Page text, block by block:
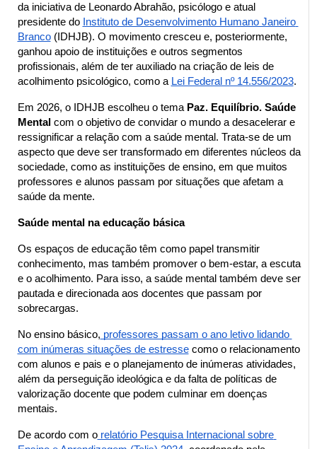
da iniciativa de Leonardo Abrahão, psicólogo e atual
presidente do Instituto de Desenvolvimento Humano Janeiro
Branco (IDHJB). O movimento cresceu e, posteriormente,
ganhou apoio de instituições e outros segmentos
profissionais, além de ter auxiliado na criação de leis de
acolhimento psicológico, como a Lei Federal nº 14.556/2023.
Em 2026, o IDHJB escolheu o tema Paz. Equilíbrio. Saúde
Mental com o objetivo de convidar o mundo a desacelerar e
ressignificar a relação com a saúde mental. Trata-se de um
aspecto que deve ser transformado em diferentes núcleos da
sociedade, como as instituições de ensino, em que muitos
professores e alunos passam por situações que afetam a
saúde da mente.
Saúde mental na educação básica
Os espaços de educação têm como papel transmitir
conhecimento, mas também promover o bem-estar, a escuta
e o acolhimento. Para isso, a saúde mental também deve ser
pautada e direcionada aos docentes que passam por
sobrecargas.
No ensino básico, professores passam o ano letivo lidando
com inúmeras situações de estresse como o relacionamento
com alunos e pais e o planejamento de inúmeras atividades,
além da perseguição ideológica e da falta de políticas de
valorização docente que podem culminar em doenças
mentais.
De acordo com o relatório Pesquisa Internacional sobre